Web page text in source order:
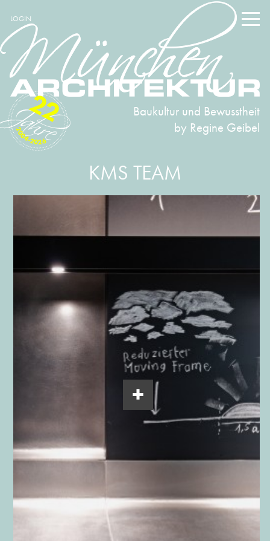
LOGIN
Baukultur und Bewusstheit
by Regine Geibel
2004-2026
22
KMS TEAM